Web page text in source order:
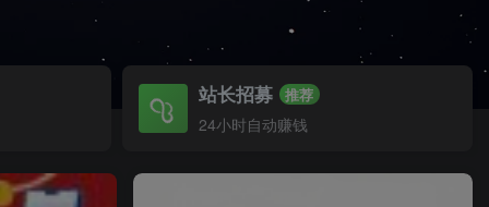
站长招募 推荐
24小时自动赚钱